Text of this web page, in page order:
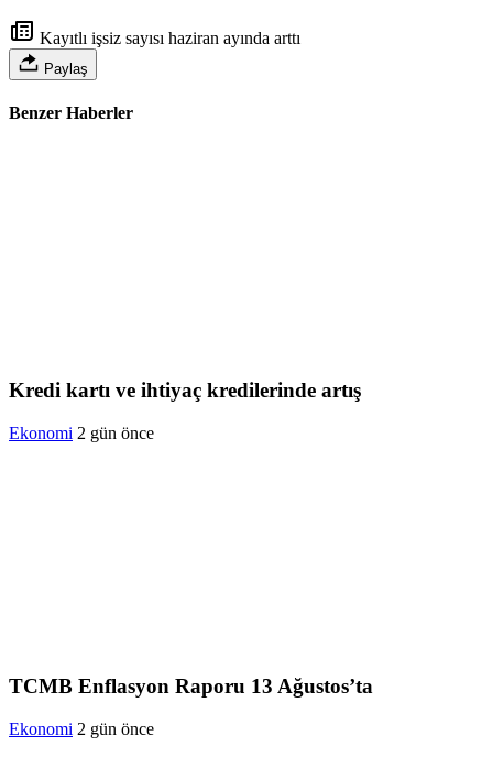
Kayıtlı işsiz sayısı haziran ayında arttı
Paylaş
Benzer Haberler
Kredi kartı ve ihtiyaç kredilerinde artış
Ekonomi 2 gün önce
TCMB Enflasyon Raporu 13 Ağustos’ta
Ekonomi 2 gün önce